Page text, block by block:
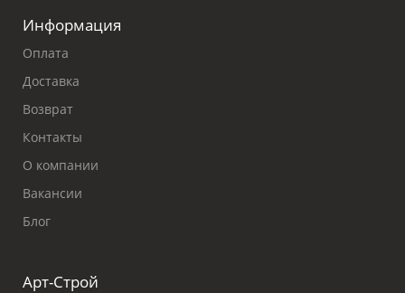
Информация
Оплата
Доставка
Возврат
Контакты
О компании
Вакансии
Блог
Арт-Строй